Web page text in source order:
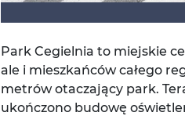
Park Cegielnia to miejskie
ale i mieszkańców całego
metrów otaczający park.
ukończono budowę